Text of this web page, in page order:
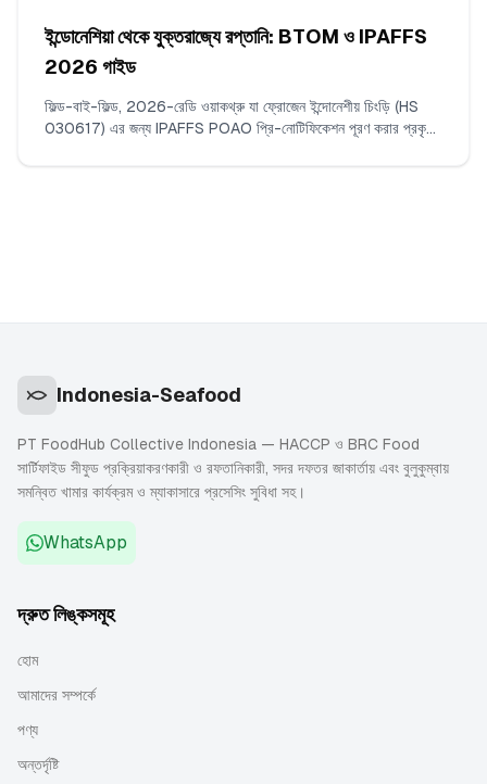
ইন্ডোনেশিয়া থেকে যুক্তরাজ্যে রপ্তানি: BTOM ও IPAFFS
2026 গাইড
ফিল্ড-বাই-ফিল্ড, 2026-রেডি ওয়াকথ্রু যা ফ্রোজেন ইন্দোনেশীয় চিংড়ি (HS
030617) এর জন্য IPAFFS POAO প্রি-নোটিফিকেশন পূরণ করার প্রকৃত
Indonesia-Seafood
PT FoodHub Collective Indonesia — HACCP ও BRC Food
সার্টিফাইড সীফুড প্রক্রিয়াকরণকারী ও রফতানিকারী, সদর দফতর জাকার্তায় এবং বুলুকুম্বায়
সমন্বিত খামার কার্যক্রম ও ম্যাকাসারে প্রসেসিং সুবিধা সহ।
WhatsApp
দ্রুত লিঙ্কসমূহ
হোম
আমাদের সম্পর্কে
পণ্য
অন্তর্দৃষ্টি